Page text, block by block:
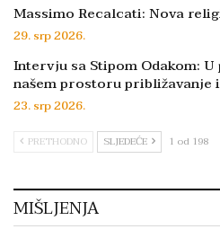
Massimo Recalcati: Nova
29. srp 2026.
Intervju sa Stipom Odakom:
našem prostoru približavanje
23. srp 2026.
PRETHODNO SLJEDEĆE 1 od 198
MIŠLJENJA